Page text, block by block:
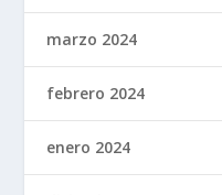
marzo 2024
febrero 2024
enero 2024